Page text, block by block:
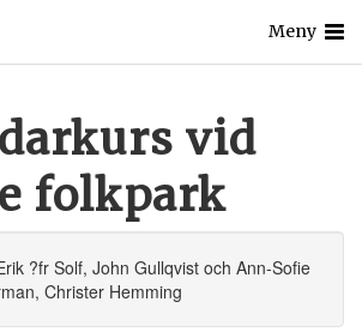
Meny
vid
folkpark
?fr Solf, John Gullqvist och Ann-Sofie
Christer Hemming